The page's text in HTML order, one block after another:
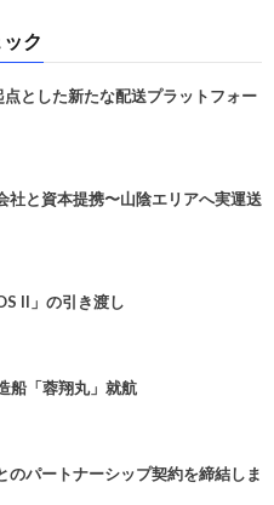
ク
とした新たな配送プラットフォー
と資本提携〜山陰エリアへ実運送
II」の引き渡し
船「蓉翔丸」就航
のパートナーシップ契約を締結しま